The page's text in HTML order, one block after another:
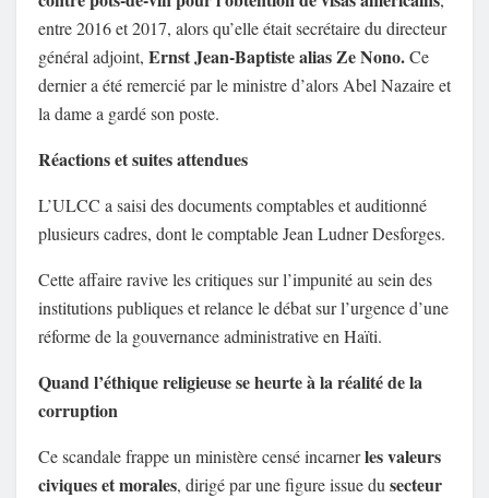
entre 2016 et 2017, alors qu’elle était secrétaire du directeur
général adjoint, Ernst Jean-Baptiste alias Ze Nono.Ce
dernier a été remercié par le ministre d’alors Abel Nazaire et
la dame a gardé son poste.
Réactions et suites attendues
L’ULCC a saisi des documents comptables et auditionné
plusieurs cadres, dont le comptable Jean Ludner Desforges.
Cette affaire ravive les critiques sur l’impunité au sein des
institutions publiques et relance le débat sur l’urgence d’une
réforme de la gouvernance administrative en Haïti.
Quand l’éthique religieuse se heurte à la réalité de la
corruption
Ce scandale frappe un ministère censé incarnerles valeurs
civiques et morales, dirigé par une figure issue du secteur